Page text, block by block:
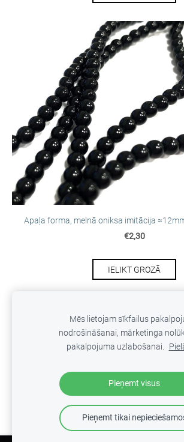
Apaļa forma, melnā oniksa imitācija
€2,30
IELIKT GROZĀ
SĪKDATNES
Veidots arMozello- labo mājas lapu
Mēs lietojam sīkfailus
nodrošināšanai, mārketinga
pakalpojuma uzlabošanai.
Pieņemt visus
Pieņemt tikai